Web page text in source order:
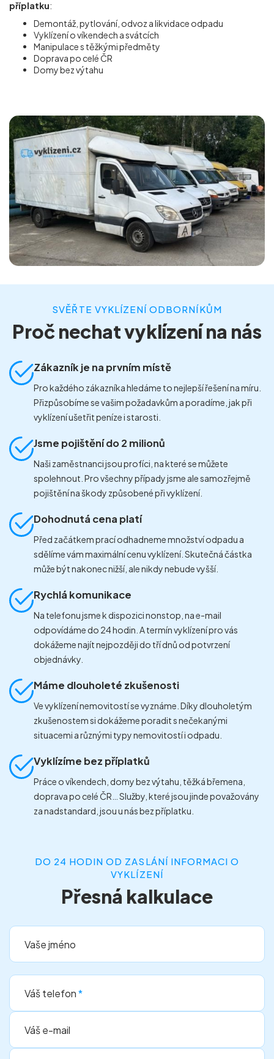
příplatku:
Demontáž, pytlování, odvoz a likvidace odpadu
Vyklízení o víkendech a svátcích
Manipulace s těžkými předměty
Doprava po celé ČR
Domy bez výtahu
SVĚŘTE VYKLÍZENÍ ODBORNÍKŮM
Proč nechat vyklízení na nás
Zákazník je na prvním místě
Pro každého zákazníka hledáme to nejlepší řešení na míru.
Přizpůsobíme se vašim požadavkům a poradíme, jak při
vyklízení ušetřit peníze i starosti.
Jsme pojištění do 2 milionů
Naši zaměstnanci jsou profíci, na které se můžete
spolehnout. Pro všechny případy jsme ale samozřejmě
pojištění na škody způsobené při vyklízení.
Dohodnutá cena platí
Před začátkem prací odhadneme množství odpadu a
sdělíme vám maximální cenu vyklízení. Skutečná částka
může být nakonec nižší, ale nikdy nebude vyšší.
Rychlá komunikace
Na telefonu jsme k dispozici nonstop, na e-mail
odpovídáme do 24 hodin. A termín vyklízení pro vás
dokážeme najít nejpozději do tří dnů od potvrzení
objednávky.
Máme dlouholeté zkušenosti
Ve vyklízení nemovitostí se vyznáme. Díky dlouholetým
zkušenostem si dokážeme poradit s nečekanými
situacemi a různými typy nemovitostí i odpadu.
Vyklízíme bez příplatků
Práce o víkendech, domy bez výtahu, těžká břemena,
doprava po celé ČR… Služby, které jsou jinde považovány
za nadstandard, jsou u nás bez příplatku.
DO 24 HODIN OD ZASLÁNÍ INFORMACI O
VYKLÍZENÍ
Přesná kalkulace
Vaše jméno
Váš telefon*
Váš e-mail